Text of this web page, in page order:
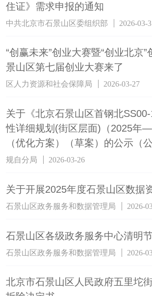
住证》需求申报的通知
中共北京市石景山区委组织部 2026-03-
“创赢未来”创业大赛暨“创业北京
景山区第七届创业大赛来了
区人力资源和社会保障局 2026-03-27
关于《北京石景山区首钢北
性详细规划(街区层面)（2025年
（优化方案）（草案）的公示（
规自分局 2026-03-26
关于开展2025年度石景山区数据
石景山区政务服务和数据管理局 2026-
石景山区各级政务服务中心清明
石景山区政务服务和数据管理局 2026-
北京市石景山区人民政府五里坨